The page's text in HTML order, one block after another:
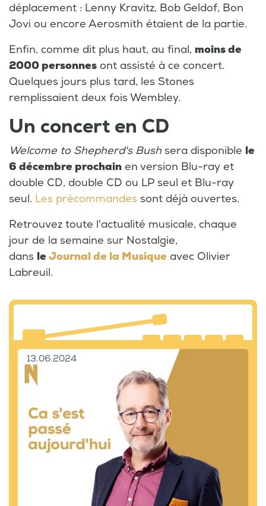
déplacement : Lenny Kravitz, Bob Geldof, Bon
Jovi ou encore Aerosmith étaient de la partie.
Enfin, comme dit plus haut, au final, moins de
2000 personnes ont assisté à ce concert.
Quelques jours plus tard, les Stones
remplissaient deux fois Wembley.
Un concert en CD
Welcome to Shepherd's Bush sera disponible le
6 décembre prochain en version Blu-ray et
double CD, double CD ou LP seul et Blu-ray
seul. Les précommandes sont déjà ouvertes.
Retrouvez toute l'actualité musicale, chaque
jour de la semaine sur Nostalgie,
dans leJournal de la Musique avec Olivier
Labreuil.
13.06.2024